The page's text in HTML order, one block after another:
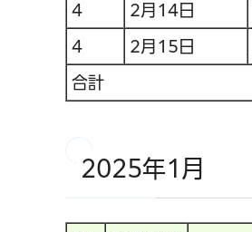
4 2月14日
4 2月15日
合計
2025年1月